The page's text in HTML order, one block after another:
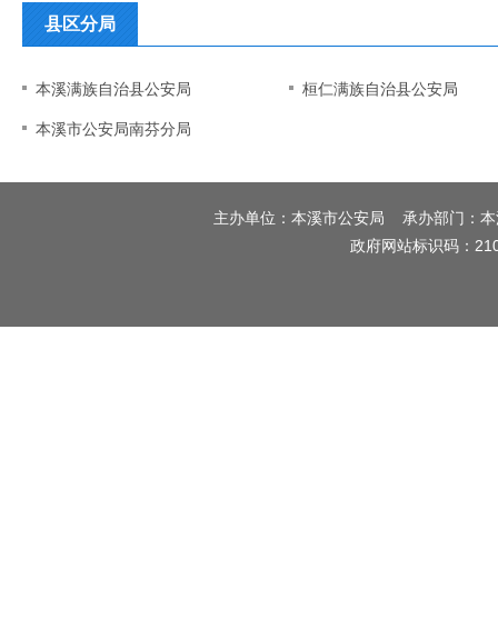
县区分局
本溪满族自治县公安局 桓仁满族自治县公安局
本溪市公安局南芬分局
主办单位：本溪市公安局 承办部门：
政府网站标识码：